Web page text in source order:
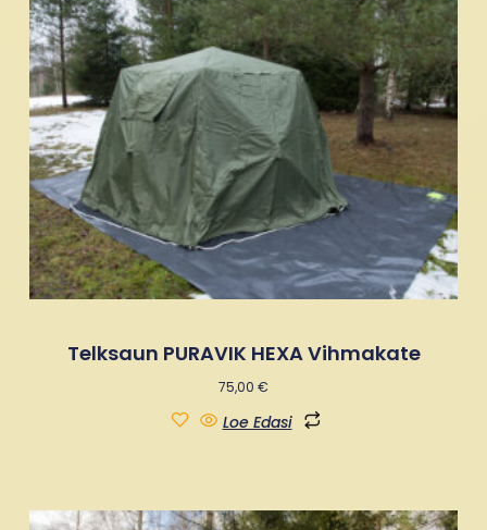
Telksaun PURAVIK HEXA Vihmakate
75,00 €
Loe Edasi